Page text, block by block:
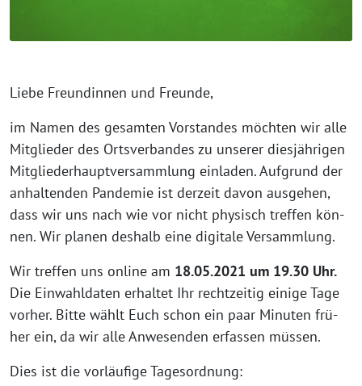
Lie­be Freun­din­nen und Freunde,
im Namen des gesam­ten Vor­stan­des möch­ten wir alle
Mit­glie­der des Orts­ver­ban­des zu unse­rer dies­jäh­ri­gen
Mit­glie­der­haupt­ver­samm­lung ein­la­den. Auf­grund der
anhal­ten­den Pan­de­mie ist der­zeit davon aus­ge­hen,
dass wir uns nach wie vor nicht phy­sisch tref­fen kön­
nen. Wir pla­nen des­halb eine digi­ta­le Versammlung.
Wir tref­fen uns online am 18.05.2021 um 19.30 Uhr.
Die Ein­wahl­da­ten erhal­tet Ihr recht­zei­tig eini­ge Tage
vor­her. Bit­te wählt Euch schon ein paar Minu­ten frü­
her ein, da wir alle Anwe­sen­den erfas­sen müssen.
Dies ist die vor­läu­fi­ge Tagesordnung: